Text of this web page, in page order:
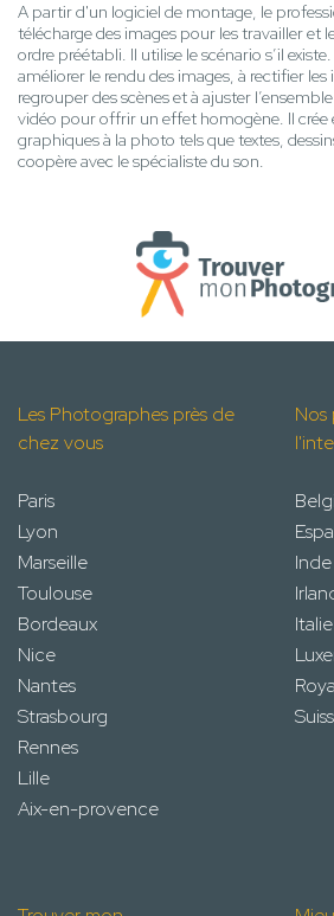
A partir d'un logiciel de montage, le
télécharge des images pour les travailler et
ordre préétabli. Il utilise le scénario s’il
améliorer le rendu des images, à rectifier
regrouper des scènes et à ajuster
vidéo pour offrir un effet homogène. Il crée
graphiques à la photo tels que textes,
coopère avec le spécialiste du son.
Les Photographes près de
chez vous
Paris
Lyon
Marseille
Toulouse
Bordeaux
Nice
Nantes
Strasbourg
Rennes
Lille
Aix-en-provence
Nos
Inde
Italie